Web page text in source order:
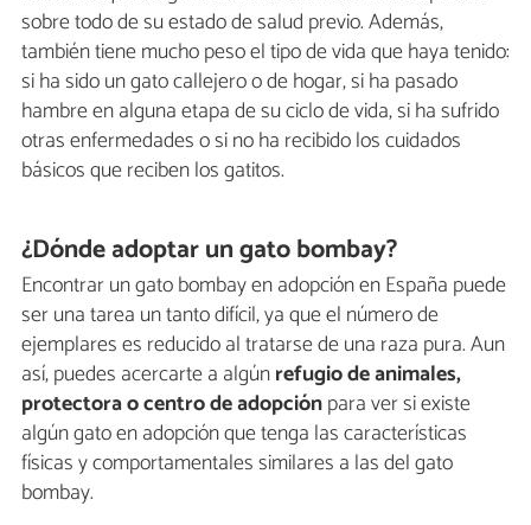
sobre todo de su estado de salud previo. Además,
también tiene mucho peso el tipo de vida que haya tenido:
si ha sido un gato callejero o de hogar, si ha pasado
hambre en alguna etapa de su ciclo de vida, si ha sufrido
otras enfermedades o si no ha recibido los cuidados
básicos que reciben los gatitos.
¿Dónde adoptar un gato bombay?
Encontrar un gato bombay en adopción en España puede
ser una tarea un tanto difícil, ya que el número de
ejemplares es reducido al tratarse de una raza pura. Aun
así, puedes acercarte a algúnrefugio de animales,
protectora o centro de adopciónpara ver si existe
algún gato en adopción que tenga las características
físicas y comportamentales similares a las del gato
bombay.